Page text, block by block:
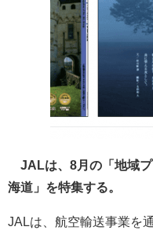
JALは、8月の「地域プ
海道」を特集する。
JALは、航空輸送事業を